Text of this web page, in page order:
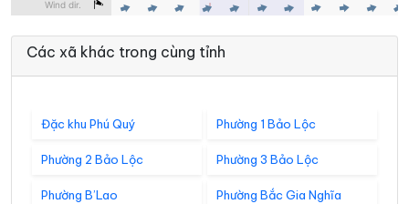
Các xã khác trong cùng tỉnh
Đặc khu Phú Quý Phường 1 Bảo Lộc
Phường 2 Bảo Lộc Phường 3 Bảo Lộc
Phường B’Lao Phường Bắc Gia Nghĩa